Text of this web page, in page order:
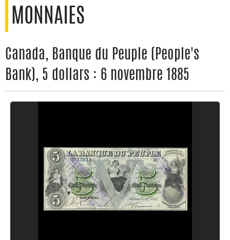
MONNAIES
Canada, Banque du Peuple (People's
Bank), 5 dollars : 6 novembre 1885